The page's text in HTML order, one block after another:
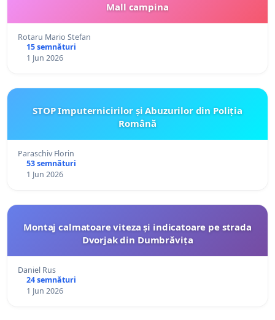
Mall campina
Rotaru Mario Stefan
15 semnături
1 Jun 2026
STOP Imputernicirilor și Abuzurilor din Poliția
Română
Paraschiv Florin
53 semnături
1 Jun 2026
Montaj calmatoare viteza și indicatoare pe strada
Dvorjak din Dumbrăvița
Daniel Rus
24 semnături
1 Jun 2026